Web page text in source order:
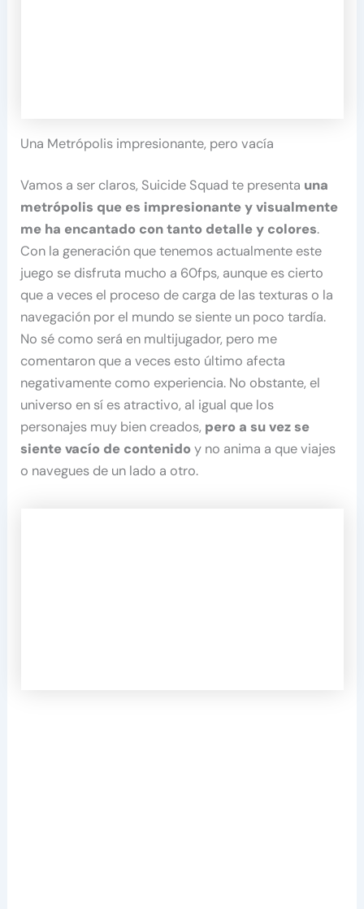
Una Metrópolis impresionante, pero vacía
Vamos a ser claros, Suicide Squad te presenta una
metrópolis que es impresionante y visualmente
me ha encantado con tanto detalle y colores.
Con la generación que tenemos actualmente este
juego se disfruta mucho a 60fps, aunque es cierto
que a veces el proceso de carga de las texturas o la
navegación por el mundo se siente un poco tardía.
No sé como será en multijugador, pero me
comentaron que a veces esto último afecta
negativamente como experiencia. No obstante, el
universo en sí es atractivo, al igual que los
personajes muy bien creados, pero a su vez se
siente vacío de contenidoy no anima a que viajes
o navegues de un lado a otro.